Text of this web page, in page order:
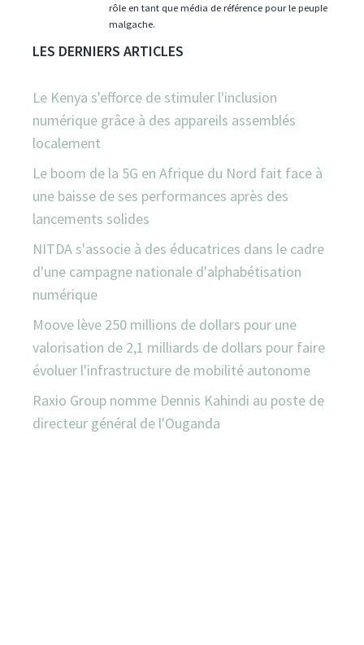
rôle en tant que média de référence pour le peuple
malgache.
LES DERNIERS ARTICLES
Le Kenya s'efforce de stimuler l'inclusion
numérique grâce à des appareils assemblés
localement
Le boom de la 5G en Afrique du Nord fait face à
une baisse de ses performances après des
lancements solides
NITDA s'associe à des éducatrices dans le cadre
d'une campagne nationale d'alphabétisation
numérique
Moove lève 250 millions de dollars pour une
valorisation de 2,1 milliards de dollars pour faire
évoluer l'infrastructure de mobilité autonome
Raxio Group nomme Dennis Kahindi au poste de
directeur général de l'Ouganda